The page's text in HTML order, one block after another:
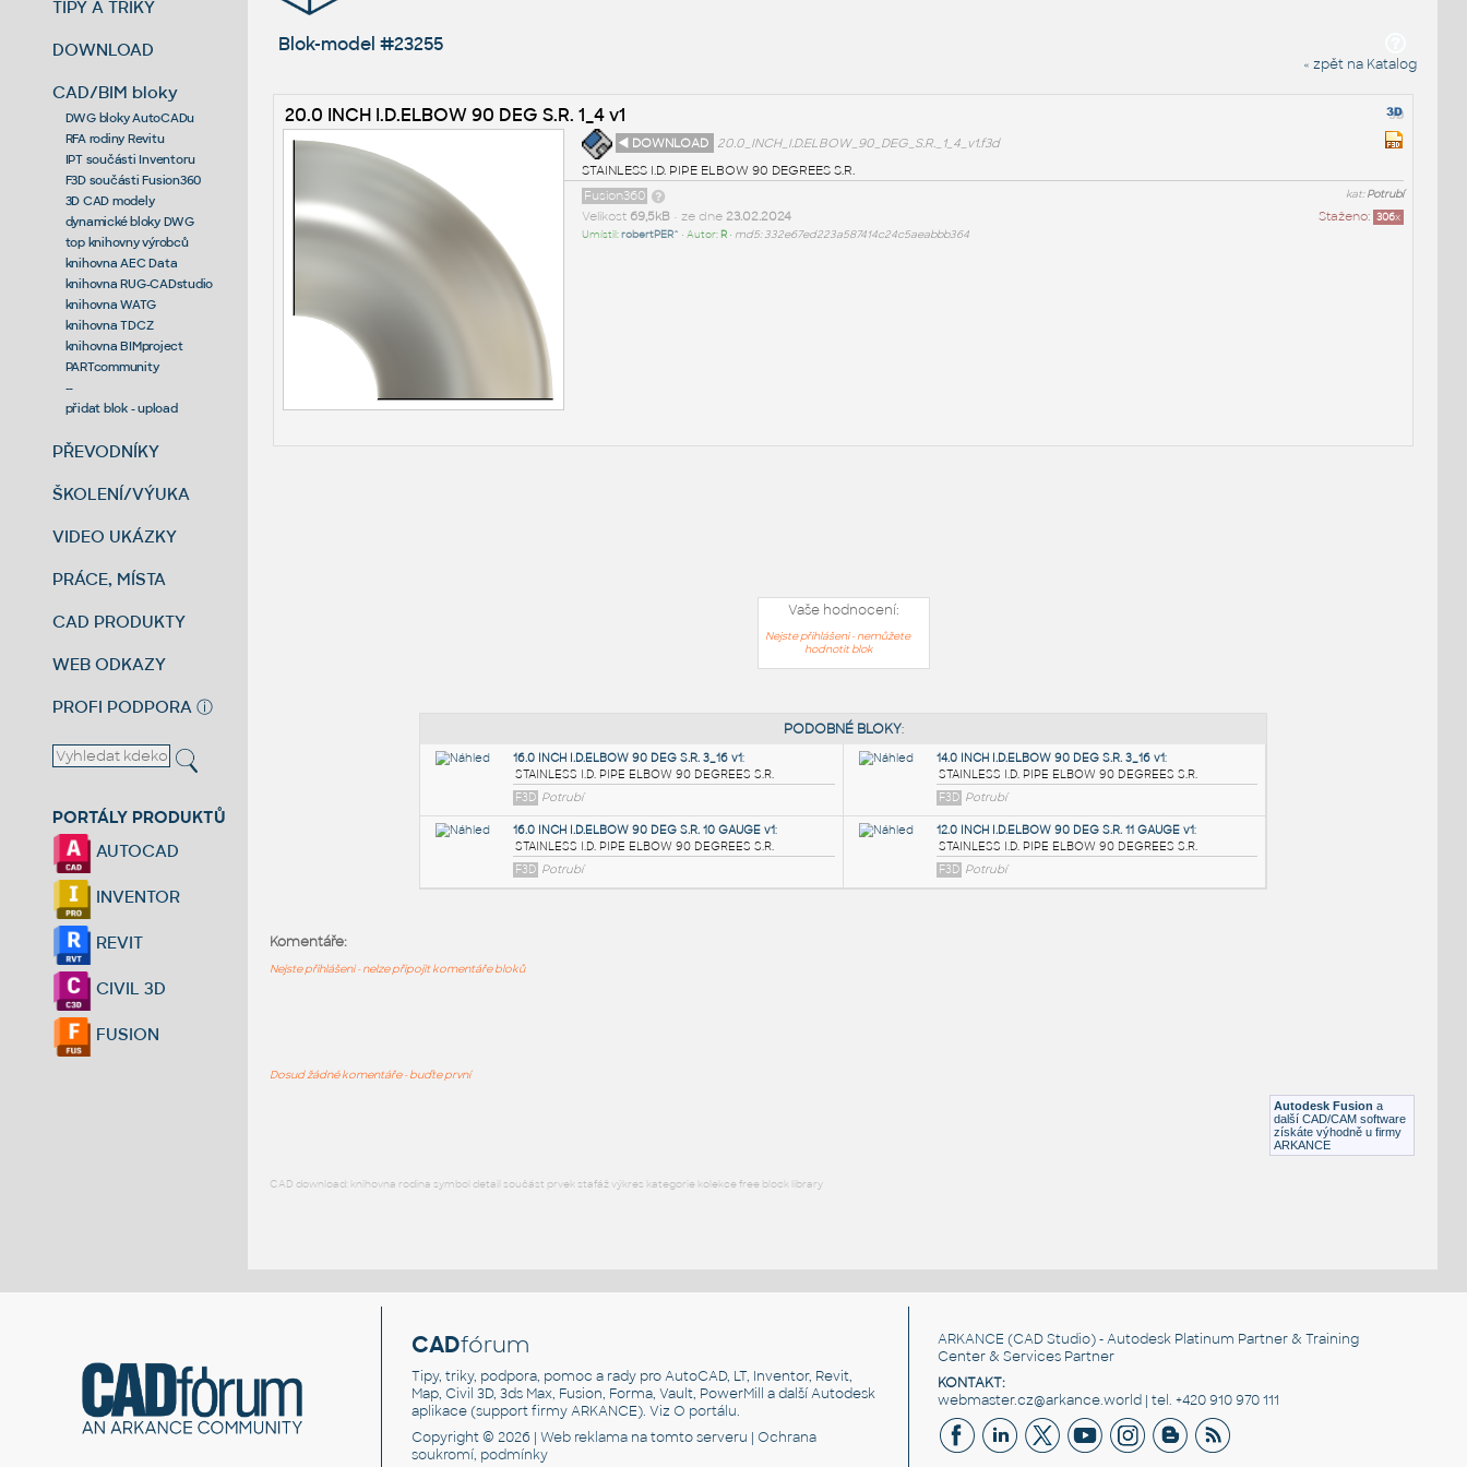
TIPY A TRIKY
DOWNLOAD
CAD/BIM bloky
DWG bloky AutoCADu
RFA rodiny Revitu
IPT součásti Inventoru
F3D součásti Fusion360
3D CAD modely
dynamické bloky DWG
top knihovny výrobců
knihovna AEC Data
knihovna RUG-CADstudio
knihovna WATG
knihovna TDCZ
knihovna BIMproject
PARTcommunity
--
přidat blok - upload
PŘEVODNÍKY
ŠKOLENÍ/VÝUKA
VIDEO UKÁZKY
PRÁCE, MÍSTA
CAD PRODUKTY
WEB ODKAZY
PROFI PODPORA ⓘ
PORTÁLY PRODUKTŮ
AUTOCAD
INVENTOR
REVIT
CIVIL 3D
FUSION
Blok-model #23255
« zpět na Katalog
20.0 INCH I.D.ELBOW 90 DEG S.R. 1_4 v1
◄ DOWNLOAD
20.0_INCH_I.D.ELBOW_90_DEG_S.R._1_4_v1.f3d
STAINLESS I.D. PIPE ELBOW 90 DEGREES S.R.
kat:Potrubí
Fusion360
Staženo: 306x
Velikost 69,5kB• ze dne 23.02.2024
Umístil:robertPER^ • Autor: R• md5: 332e67ed223a587414c24c5aeabbb364
Vaše hodnocení:
Nejste přihlášeni - nemůžete
hodnotit blok
Autodesk Fusion a
další CAD/CAM software
získáte výhodně u firmy
ARKANCE
Komentáře:
Nejste přihlášeni - nelze připojit komentáře bloků
Dosud žádné komentáře - buďte první
CAD download: knihovna rodina symbol detail součást prvek stafáž výkres kategorie kolekce free block library
CADfórum
Tipy, triky, podpora, pomoc a rady pro AutoCAD, LT, Inventor, Revit,
Map, Civil 3D, 3ds Max, Fusion, Forma, Vault, PowerMill a další Autodesk
aplikace (support firmy ARKANCE). VizO portálu.
Copyright © 2026 |Web reklama na tomto serveru |Ochrana
soukromí, podmínky
ARKANCE (CAD Studio) - Autodesk Platinum Partner & Training
Center & Services Partner
KONTAKT:
webmaster.cz@arkance.world | tel. +420 910 970 111